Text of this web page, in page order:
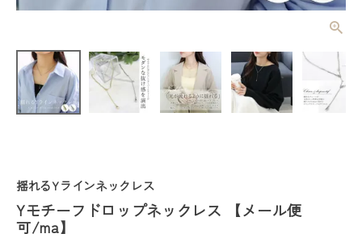
ロップネック
ファッション雑貨
揺れるYラインネックレス
Yモチーフドロップネックレス 【メール便
可/ma】